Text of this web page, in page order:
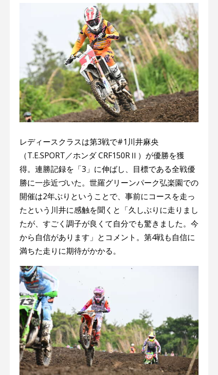
レディースクラスは第3戦で#1川井⿇央
（T.E.SPORT／ホンダ CRF150RⅡ）が優勝を獲
得。連勝記録を「3」に伸ばし、目標である全戦優
勝に一歩近づいた。世羅グリーンパーク弘楽園での
開催は2年ぶりということで、事前にコースを走っ
たという川井に感触を聞くと「久しぶりに走りまし
たが、すごく調子が良くて自分でも驚きました。今
から自信があります」とコメント。第4戦も自信に
満ちた走りに期待がかかる。